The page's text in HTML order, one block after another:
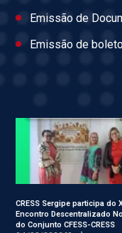
Emissão de
Emissão de
CRESS Sergipe participa do
Encontro Descentralizado
do Conjunto CFESS-CRESS